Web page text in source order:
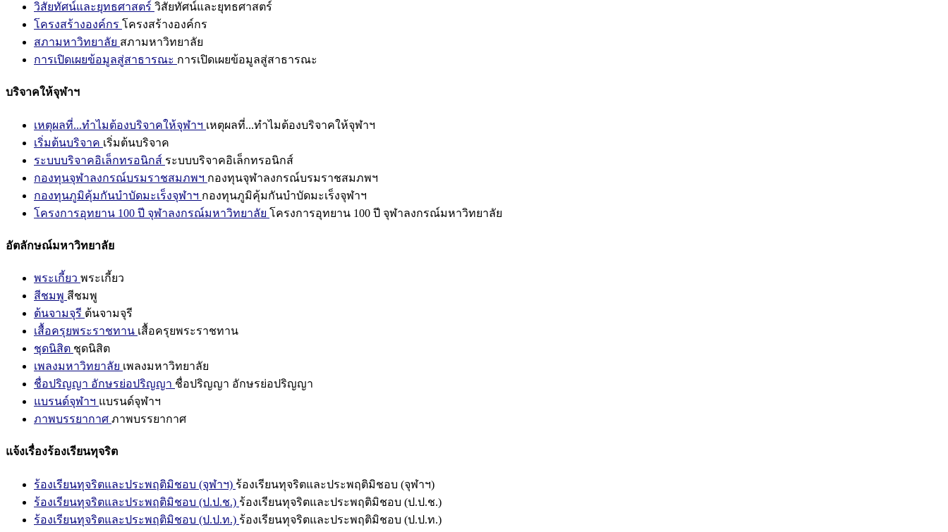
วิสัยทัศน์และยุทธศาสตร์ วิสัยทัศน์และยุทธศาสตร์
โครงสร้างองค์กร โครงสร้างองค์กร
สภามหาวิทยาลัย สภามหาวิทยาลัย
การเปิดเผยข้อมูลสู่สาธารณะ การเปิดเผยข้อมูลสู่สาธารณะ
บริจาคให้จุฬาฯ
เหตุผลที่...ทำไมต้องบริจาคให้จุฬาฯ เหตุผลที่...ทำไมต้องบริจาคให้จุฬาฯ
เริ่มต้นบริจาค เริ่มต้นบริจาค
ระบบบริจาคอิเล็กทรอนิกส์ ระบบบริจาคอิเล็กทรอนิกส์
กองทุนจุฬาลงกรณ์บรมราชสมภพฯ กองทุนจุฬาลงกรณ์บรมราชสมภพฯ
กองทุนภูมิคุ้มกันบำบัดมะเร็งจุฬาฯ กองทุนภูมิคุ้มกันบำบัดมะเร็งจุฬาฯ
โครงการอุทยาน 100 ปี จุฬาลงกรณ์มหาวิทยาลัย โครงการอุทยาน 100 ปี จุฬาลงกรณ์มหาวิทยาลัย
อัตลักษณ์มหาวิทยาลัย
พระเกี้ยว พระเกี้ยว
สีชมพู สีชมพู
ต้นจามจุรี ต้นจามจุรี
เสื้อครุยพระราชทาน เสื้อครุยพระราชทาน
ชุดนิสิต ชุดนิสิต
เพลงมหาวิทยาลัย เพลงมหาวิทยาลัย
ชื่อปริญญา อักษรย่อปริญญา ชื่อปริญญา อักษรย่อปริญญา
แบรนด์จุฬาฯ แบรนด์จุฬาฯ
ภาพบรรยากาศ ภาพบรรยากาศ
แจ้งเรื่องร้องเรียนทุจริต
ร้องเรียนทุจริตและประพฤติมิชอบ (จุฬาฯ) ร้องเรียนทุจริตและประพฤติมิชอบ (จุฬาฯ)
ร้องเรียนทุจริตและประพฤติมิชอบ (ป.ป.ช.) ร้องเรียนทุจริตและประพฤติมิชอบ (ป.ป.ช.)
ร้องเรียนทุจริตและประพฤติมิชอบ (ป.ป.ท.) ร้องเรียนทุจริตและประพฤติมิชอบ (ป.ป.ท.)